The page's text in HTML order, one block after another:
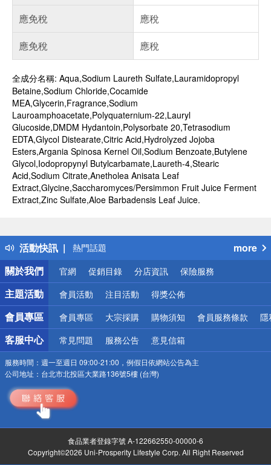
應免稅
應稅
應免稅
應稅
全成分名稱: Aqua,Sodium Laureth Sulfate,Lauramidopropyl
Betaine,Sodium Chloride,Cocamide
MEA,Glycerin,Fragrance,Sodium
Lauroamphoacetate,Polyquaternium-22,Lauryl
Glucoside,DMDM Hydantoin,Polysorbate 20,Tetrasodium
EDTA,Glycol Distearate,Citric Acid,Hydrolyzed Jojoba
Esters,Argania Spinosa Kernel Oil,Sodium Benzoate,Butylene
Glycol,Iodopropynyl Butylcarbamate,Laureth-4,Stearic
Acid,Sodium Citrate,Anetholea Anisata Leaf
Extract,Glycine,Saccharomyces/Persimmon Fruit Juice Ferment
Extract,Zinc Sulfate,Aloe Barbadensis Leaf Juice.
活動快訊
得獎公告
熱門話題
銀行優惠
偏遠地區配送
詐騙網頁！請小心！
more
關於我們
官網 促銷目錄 分店資訊 保險服務
主題活動 會員活動 注目活動 得獎公佈
會員專區 會員專區 大宗採購 購物須知 會員服務條款 隱
客服中心 常見問題 服務公告 意見信箱
服務時間： 週一至週日 09:00-21:00，例假日依網站公告為主
公司地址： 台北市北投區大業路136號5樓 (台灣)
食品業者登錄字號 A-122662550-00000-6
Copyright©2026 Uni-Prosperity Lifestyle Corp. All Right Reserved